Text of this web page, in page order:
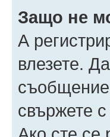
Защо не
А
влезете.
свържете